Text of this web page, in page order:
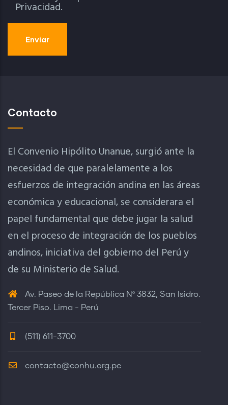
Privacidad.
Contacto
El Convenio Hipólito Unanue, surgió ante la
necesidad de que paralelamente a los
esfuerzos de integración andina en las áreas
económica y educacional, se considerara el
papel fundamental que debe jugar la salud
en el proceso de integración de los pueblos
andinos, iniciativa del gobierno del Perú y
de su Ministerio de Salud.
Av. Paseo de la República Nº 3832, San Isidro.
Tercer Piso. Lima - Perú
(511) 611-3700
contacto@conhu.org.pe